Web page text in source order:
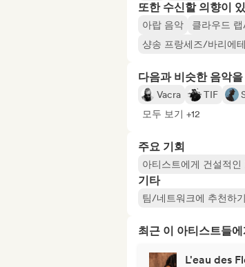
또한 수신할 의향이
아랍 음악 클라우드
샹송 프랑세즈/바리에테
다음과 비슷한 음악
Vacra TIF
모두 보기 +12
주요 기회
아티스트에게 건설적인
기타
팀/네트워크에 추천하기
최근 이 아티스트들
L'eau des